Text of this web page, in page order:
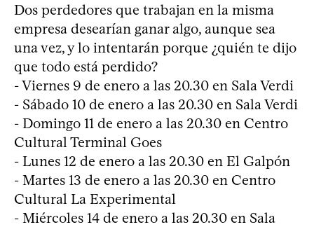
Dos perdedores que trabajan en la misma
empresa desearían ganar algo, aunque sea
una vez, y lo intentarán porque ¿quién te dijo
que todo está perdido?
- Viernes 9 de enero a las 20.30 en Sala Verdi
- Sábado 10 de enero a las 20.30 en Sala Verdi
- Domingo 11 de enero a las 20.30 en Centro
Cultural Terminal Goes
- Lunes 12 de enero a las 20.30 en El Galpón
- Martes 13 de enero a las 20.30 en Centro
Cultural La Experimental
- Miércoles 14 de enero a las 20.30 en Sala